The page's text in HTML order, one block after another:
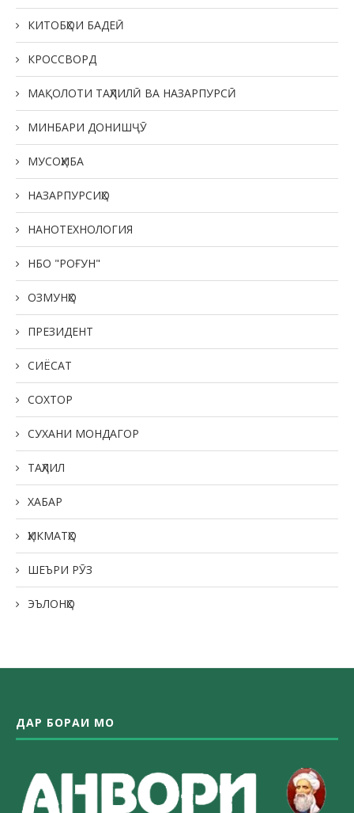
КИТОБҲОИ БАДЕӢ
КРОССВОРД
МАҚОЛОТИ ТАҲЛИЛӢ ВА НАЗАРПУРСӢ
МИНБАРИ ДОНИШҶӮ
МУСОҲИБА
НАЗАРПУРСИҲО
НАНОТЕХНОЛОГИЯ
НБО "РОҒУН"
ОЗМУНҲО
ПРЕЗИДЕНТ
СИЁСАТ
СОХТОР
СУХАНИ МОНДАГОР
ТАҲЛИЛ
ХАБАР
ҲИКМАТҲО
ШЕЪРИ РӮЗ
ЭЪЛОНҲО
ДАР БОРАИ МО